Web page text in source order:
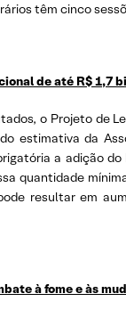
têm cinco
de até R$ 1,7
o Projeto de
estimativa da
a adição
quantidade
resultar em
à fome e às